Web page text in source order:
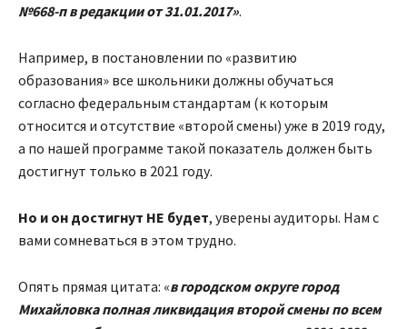
№668-п в редакции от 31.01.2017».
Например, в постановлении по «развитию
образования» все школьники должны обучаться
согласно федеральным стандартам (к которым
относится и отсутствие «второй смены) уже в 2019 году,
а по нашей программе такой показатель должен быть
достигнут только в 2021 году.
Но и он достигнут НЕ будет, уверены аудиторы. Нам с
вами сомневаться в этом трудно.
Опять прямая цитата: «в городском округе город
Михайловка полная ликвидация второй смены по всем